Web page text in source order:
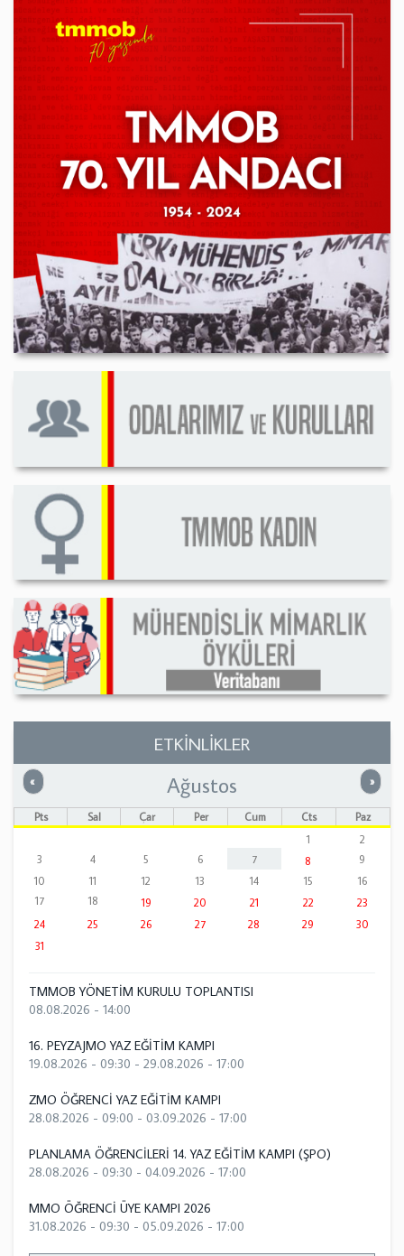
ETKİNLİKLER
« Önceki »
Ağustos
Pts Sal Çar Per Cum Cts
Paz
1
2
3
4 5 6 7 8
9
10
11 12 13 14 15
16
17
18 19 20 21 22
23
24
25 26 27 28 29
30
31
TMMOB YÖNETİM KURULU TOPLANTISI
08.08.2026 - 14:00
16. PEYZAJMO YAZ EĞİTİM KAMPI
19.08.2026 - 09:30 - 29.08.2026 - 17:00
ZMO ÖĞRENCİ YAZ EĞİTİM KAMPI
28.08.2026 - 09:00 - 03.09.2026 - 17:00
PLANLAMA ÖĞRENCİLERİ 14. YAZ EĞİTİM KAMPI (ŞPO)
28.08.2026 - 09:30 - 04.09.2026 - 17:00
MMO ÖĞRENCİ ÜYE KAMPI 2026
31.08.2026 - 09:30 - 05.09.2026 - 17:00